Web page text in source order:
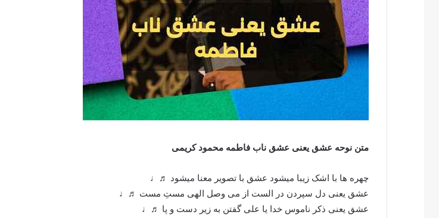
متن نوحه عشق یعنی عشق ناب فاطمه محمود کریمی
چهره ها با اشک زیبا میشود عشق با تصویر معنا میشود ♬♩
عشق یعنی دل سپردن در الست از می وصل الهی مستِ مست ♬♩
عشق یعنی ذکر ناموس خدا یا علی گفتن به زیر دست و پا ♬♩